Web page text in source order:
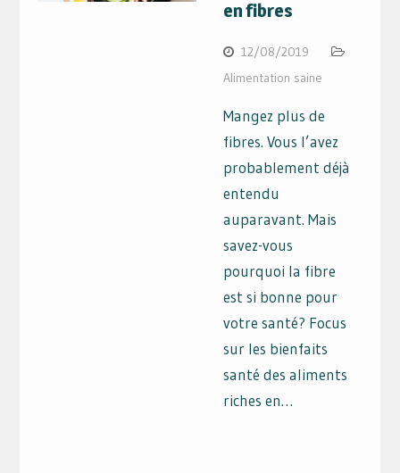
en fibres
12/08/2019
Alimentation saine
Mangez plus de
fibres. Vous l’avez
probablement déjà
entendu
auparavant. Mais
savez-vous
pourquoi la fibre
est si bonne pour
votre santé? Focus
sur les bienfaits
santé des aliments
riches en…